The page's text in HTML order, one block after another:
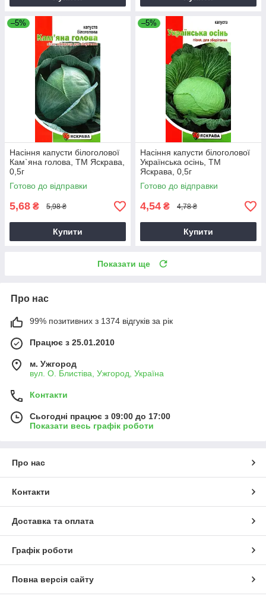
–5%
Насіння капусти білоголової
Кам`яна голова, ТМ Яскрава,
0,5г
Готово до відправки
5,68 ₴ 5,98 ₴
Купити
–5%
Насіння капусти білоголової
Українська осiнь, ТМ
Яскрава, 0,5г
Готово до відправки
4,54 ₴ 4,78 ₴
Купити
Показати ще
Про нас
99% позитивних з 1374 відгуків за рік
Працює з 25.01.2010
м. Ужгород
вул. О. Блистіва, Ужгород, Україна
Контакти
Сьогодні працює з 09:00 до 17:00
Показати весь графік роботи
Про нас
Контакти
Доставка та оплата
Графік роботи
Повна версія сайту